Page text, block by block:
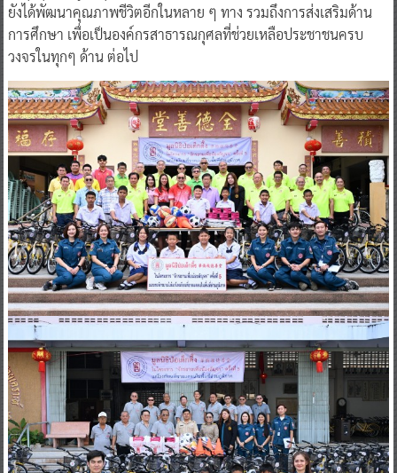
ยังได้พัฒนาคุณภาพชีวิตอีกในหลาย ๆ ทาง รวมถึงการส่งเสริมด้าน
การศึกษา เพื่อเป็นองค์กรสาธารณกุศลที่ช่วยเหลือประชาชนครบ
วงจรในทุกๆ ด้าน ต่อไป